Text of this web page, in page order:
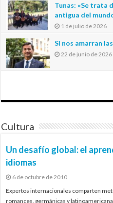
Tunas: «Se trata
antigua del
1 de julio de 2026
Si nos amarran
22 de junio de 2026
Cultura
Un desafío global: el
idiomas
6 de octubre de 2010
Expertos internacionales comparten
romances, germánicas y